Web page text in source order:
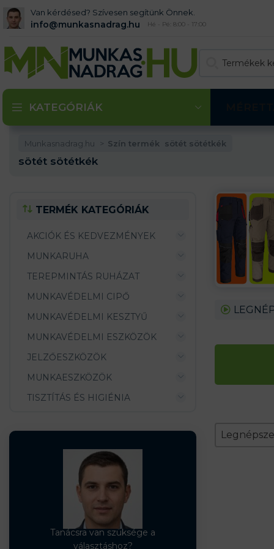
Van kérdésed? Szívesen segítünk Önnek.
info@munkasnadrag.hu Hé - Pé: 8:00 - 17:00
KATEGÓRIÁK
Munkasnadrag.hu Szín termék sötét sötétkék
sötét sötétkék
TERMÉK KATEGÓRIÁK
AKCIÓK ÉS KEDVEZMÉNYEK
MUNKARUHA
TEREPMINTÁS RUHÁZAT
MUNKAVÉDELMI CIPŐ
MUNKAVÉDELMI KESZTYŰ
MUNKAVÉDELMI ESZKÖZÖK
JELZŐESZKÖZÖK
MUNKAESZKÖZÖK
TISZTÍTÁS ÉS HIGIÉNIA
Tanácsra van szüksége a
választáshoz?
Sort
Sort